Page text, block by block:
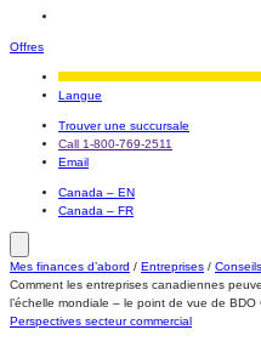
Offres
Langue
Trouver une succursale
Call 1-800-769-2511
Email
Canada – EN
Canada – FR
Mes finances d’abord / Entreprises /
Comment les entreprises canadiennes
l’échelle mondiale – le point de vue de BDO
Perspectives secteur commercial